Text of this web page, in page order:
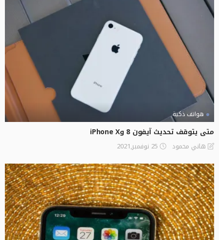
هواتف ذكية
متى يتوقف تحديث آيفون 8 وiPhone X
هاني محمود 25 نوفمبر,2021